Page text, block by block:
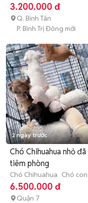
(dưới 3 tháng tuổi)
3.200.000 đ
Q. Bình Tân
P. Bình Trị Đông mới
2 ngày trước
Chó Chihuahua nhỏ đã
tiêm phòng
Chó Chihuahua Chó con
(dưới 3 tháng tuổi)
6.500.000 đ
Quận 7